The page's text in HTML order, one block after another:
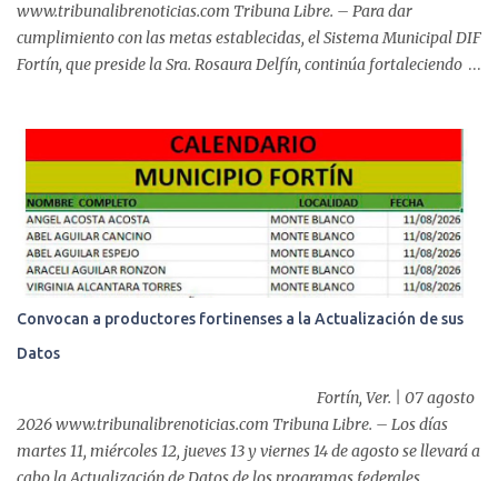
www.tribunalibrenoticias.com Tribuna Libre. – Para dar
cumplimiento con las metas establecidas, el Sistema Municipal DIF
Fortín, que preside la Sra. Rosaura Delfín, continúa fortaleciendo
Días y Primera Infancia” que inició este miércoles en la cabecera
municipal. Se trata de una estrategia que busca contribuir al
desarrollo y la nutrición de niñas, niños y mujeres en esta
importante etapa de vida. Durante la jornada, en la explanada del
Súper Ahorros, el director del organismo asistencial, Lic. Carlos
Adiel Pereda, realizó un recorrido por las sedes de entre...
Convocan a productores fortinenses a la Actualización de sus
Datos
Fortín, Ver. | 07 agosto
2026 www.tribunalibrenoticias.com Tribuna Libre. – Los días
martes 11, miércoles 12, jueves 13 y viernes 14 de agosto se llevará a